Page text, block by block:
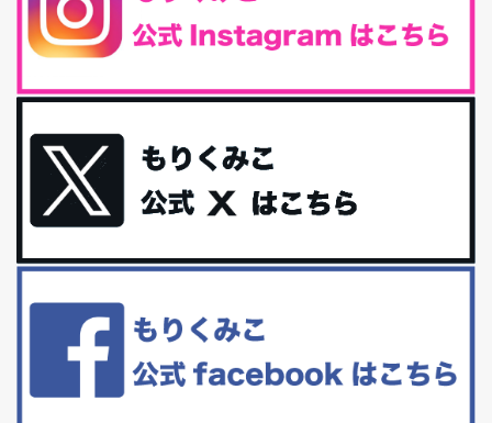
iHerb特大セール終了間近！みんな何買う？
最近お風呂上がりの炭酸水をシリカシリカにしているんだけど確か
今回は、最近毎回定期的に購入している「楽天ふるさと納税」の返
礼品トップ５を紹介します。今までいろ...
更年期を穏やかに乗りきるために今できる５つのこと。
アラフィフからの体と心の整え方。 私も気づけばアラフィフ、これ
といった更年期症状はまだ...
白髪・美容・免疫力、現代人に足りないのは海藻！
リーブオイルorごま油をたらす。&n...